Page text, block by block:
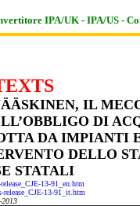
IPA/UK - IPA/US -
IL
DI
DA IMPIANTI
DELLO
STATALI
13-91_en.htm
release_CJE-13-91_it.htm
2013